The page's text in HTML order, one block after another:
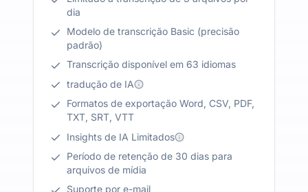
dia
Modelo de transcrição Basic (precisão
padrão)
Transcrição disponível em 63 idiomas
tradução de IA
Formatos de exportação Word, CSV, PDF,
TXT, SRT, VTT
Insights de IA Limitados
Período de retenção de 30 dias para
arquivos de mídia
Suporte por e-mail